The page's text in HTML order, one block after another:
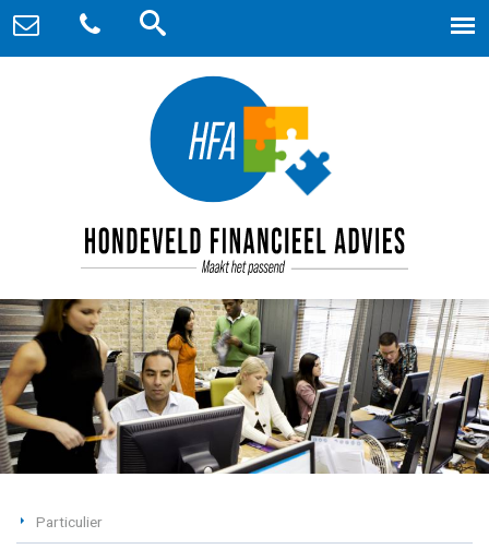
Particulier